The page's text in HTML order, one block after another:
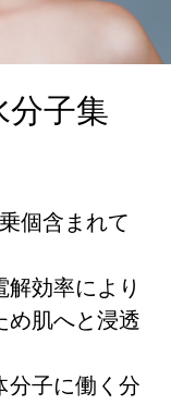
分子集
個含まれて
効率により
め肌へと浸透
分子に働く分